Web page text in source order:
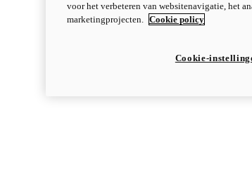
voor het verbeteren van websitenavigatie, het
marketingprojecten. Cookie policy
Cookie-